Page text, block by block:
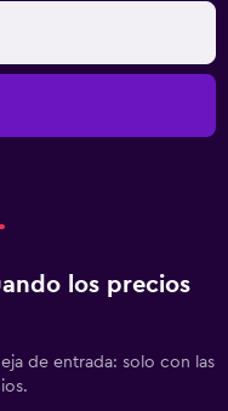
los precios
de entrada: solo con las